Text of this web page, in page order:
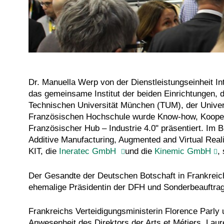
Dr. Manuella Werp von der Dienstleistungseinheit
das gemeinsame Institut der beiden Einrichtungen,
Technischen Universität München (TUM), der
Französischen Hochschule wurde Know-how,
Französischer Hub – Industrie 4.0" präsentiert. Im
Additive Manufacturing, Augmented and Virtual
KIT, die Ineratec GmbH und die Kinemic GmbH ,
Der Gesandte der Deutschen Botschaft in
ehemalige Präsidentin der DFH und
Frankreichs Verteidigungsministerin Florence